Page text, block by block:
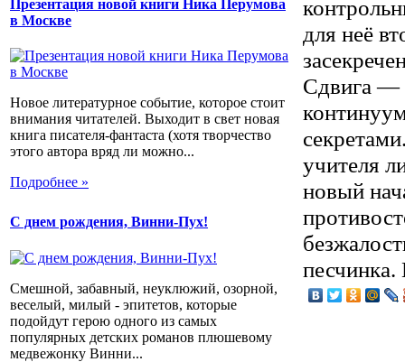
Презентация новой книги Ника Перумова
в Москве
Новое литературное событие, которое стоит
внимания читателей. Выходит в свет новая
книга писателя-фантаста (хотя творчество
этого автора вряд ли можно...
Подробнее »
С днем рождения, Винни-Пух!
Смешной, забавный, неуклюжий, озорной,
веселый, милый - эпитетов, которые
подойдут герою одного из самых
популярных детских романов плюшевому
медвежонку Винни...
для неё
Сдвига —
учителя
новый